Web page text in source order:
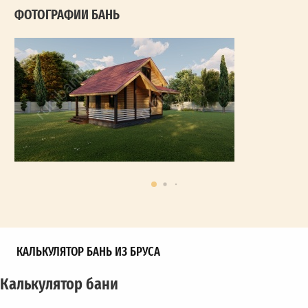
ФОТОГРАФИИ БАНЬ
КАЛЬКУЛЯТОР БАНЬ ИЗ БРУСА
Калькулятор бани